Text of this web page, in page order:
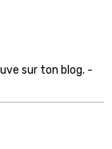
sur ton blog. -